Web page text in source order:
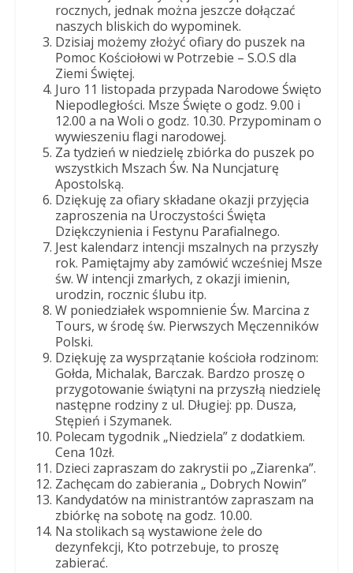
Chrystusa
Dobrego
Pasterza
rocznych, jednak można jeszcze dołączać
naszych bliskich do wypominek.
Dzisiaj możemy złożyć ofiary do puszek na
Pomoc Kościołowi w Potrzebie – S.O.S dla
Ziemi Świętej.
Juro 11 listopada przypada Narodowe Święto
Niepodległości. Msze Święte o godz. 9.00 i
12.00 a na Woli o godz. 10.30. Przypominam o
wywieszeniu flagi narodowej.
Za tydzień w niedzielę zbiórka do puszek po
wszystkich Mszach Św. Na Nuncjaturę
Apostolską.
Dziękuję za ofiary składane okazji przyjęcia
zaproszenia na Uroczystości Święta
Dziękczynienia i Festynu Parafialnego.
Jest kalendarz intencji mszalnych na przyszły
rok. Pamiętajmy aby zamówić wcześniej Msze
św. W intencji zmarłych, z okazji imienin,
urodzin, rocznic ślubu itp.
W poniedziałek wspomnienie Św. Marcina z
Tours, w środę św. Pierwszych Męczenników
Polski.
Dziękuję za wysprzątanie kościoła rodzinom:
Gołda, Michalak, Barczak. Bardzo proszę o
przygotowanie świątyni na przyszłą niedzielę
następne rodziny z ul. Długiej: pp. Dusza,
Stępień i Szymanek.
Polecam tygodnik „Niedziela” z dodatkiem.
Cena 10zł.
Dzieci zapraszam do zakrystii po „Ziarenka”.
Zachęcam do zabierania „ Dobrych Nowin”
Kandydatów na ministrantów zapraszam na
zbiórkę na sobotę na godz. 10.00.
Na stolikach są wystawione żele do
dezynfekcji, Kto potrzebuje, to proszę
zabierać.